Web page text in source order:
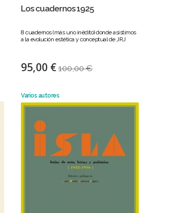
Los cuadernos 1925
8 cuadernos (más uno inédito) donde asistimos
a la evolución estética y conceptual de JRJ
95,00 € 100,00 €
Varios autores